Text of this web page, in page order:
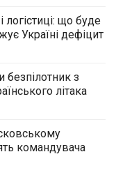
логістиці: що буде
Україні дефіцит
безпілотник з
літака
командувача